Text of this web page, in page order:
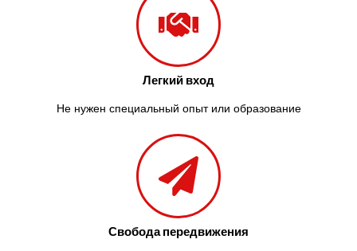
Легкий вход
Не нужен специальный опыт или образование
Свобода передвижения